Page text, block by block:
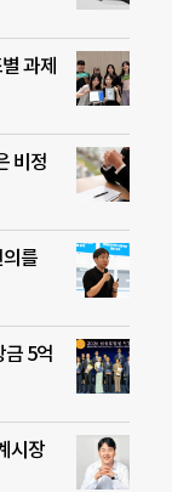
과제
비정
를
금 5억
시장